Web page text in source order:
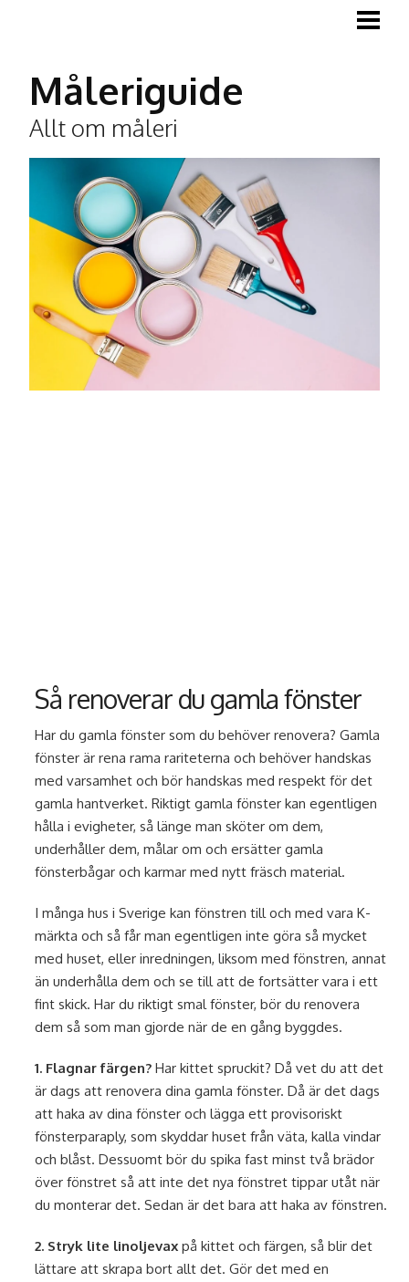
MÅLA LISTER
TAPETSERA
Måleriguide
Allt om måleri
Så renoverar du gamla fönster
Har du gamla fönster som du behöver renovera? Gamla
fönster är rena rama rariteterna och behöver handskas
med varsamhet och bör handskas med respekt för det
gamla hantverket. Riktigt gamla fönster kan egentligen
hålla i evigheter, så länge man sköter om dem,
underhåller dem, målar om och ersätter gamla
fönsterbågar och karmar med nytt fräsch material.
I många hus i Sverige kan fönstren till och med vara K-
märkta och så får man egentligen inte göra så mycket
med huset, eller inredningen, liksom med fönstren, annat
än underhålla dem och se till att de fortsätter vara i ett
fint skick. Har du riktigt smal fönster, bör du renovera
dem så som man gjorde när de en gång byggdes.
1. Flagnar färgen? Har kittet spruckit? Då vet du att det
är dags att renovera dina gamla fönster. Då är det dags
att haka av dina fönster och lägga ett provisoriskt
fönsterparaply, som skyddar huset från väta, kalla vindar
och blåst. Dessuomt bör du spika fast minst två brädor
över fönstret så att inte det nya fönstret tippar utåt när
du monterar det. Sedan är det bara att haka av fönstren.
2. Stryk lite linoljevax på kittet och färgen, så blir det
lättare att skrapa bort allt det. Gör det med en